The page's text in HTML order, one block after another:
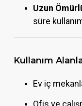
Uzun
süre
Kullanım
Ev iç
Ofis ve